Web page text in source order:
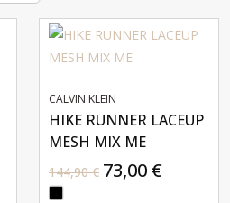
CALVIN KLEIN
HIKE RUNNER LACEUP
MESH MIX ME
144,90 € 73,00 €